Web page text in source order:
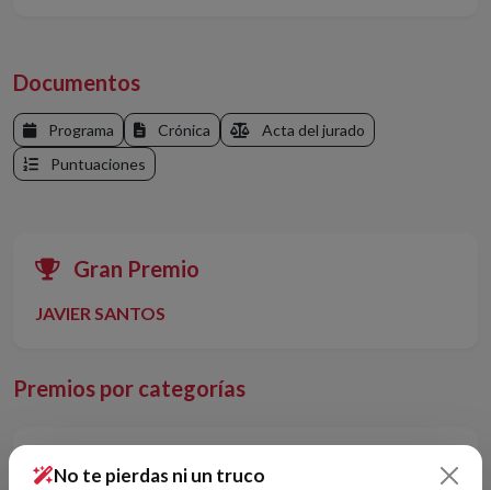
Documentos
Programa Crónica
Acta del jurado
Puntuaciones
Gran Premio
JAVIER SANTOS
Premios por categorías
Cartomagia
No te pierdas ni un truco